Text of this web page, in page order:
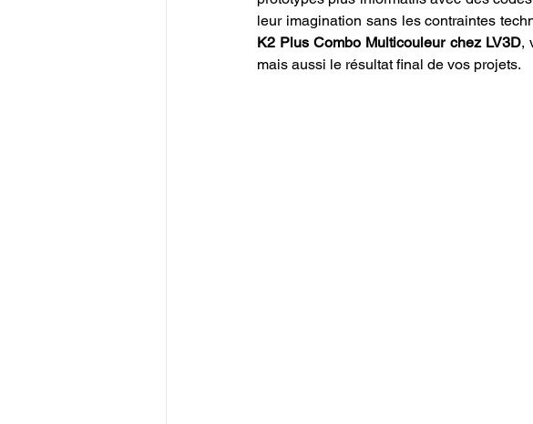
leur imagination sans les contraintes
K2 Plus Combo Multicouleur chez LV3D,
mais aussi le résultat final de vos projets.